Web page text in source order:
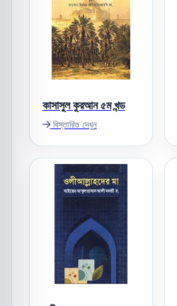
কাসাসুল কুরআন ৫ম খন্ড
বিস্তারিত দেখুন